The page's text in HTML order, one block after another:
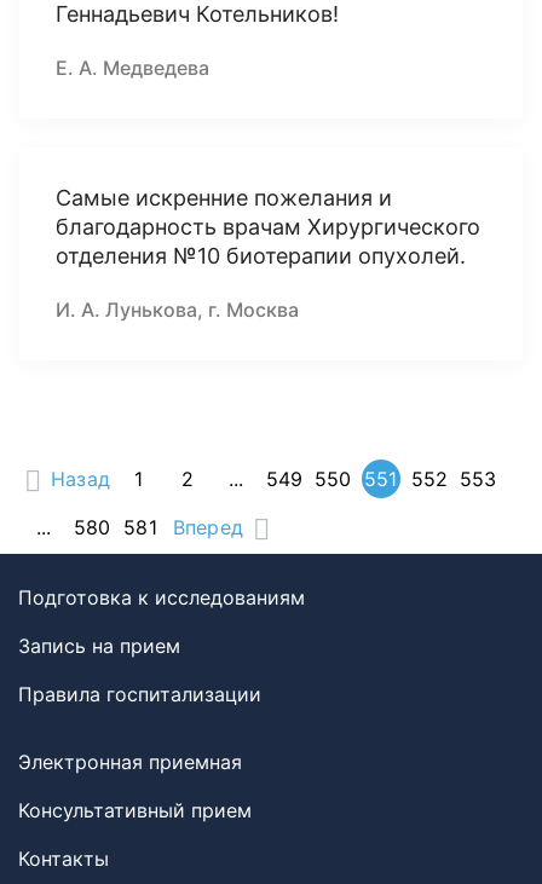
Геннадьевич Котельников!
Е. А. Медведева
Самые искренние пожелания и
благодарность врачам Хирургического
отделения №10 биотерапии опухолей.
И. А. Лунькова, г. Москва
Назад 1 2 ... 549 550 551 552 553
...
580 581 Вперед
Подготовка к исследованиям
Запись на прием
Правила госпитализации
Электронная приемная
Консультативный прием
Контакты